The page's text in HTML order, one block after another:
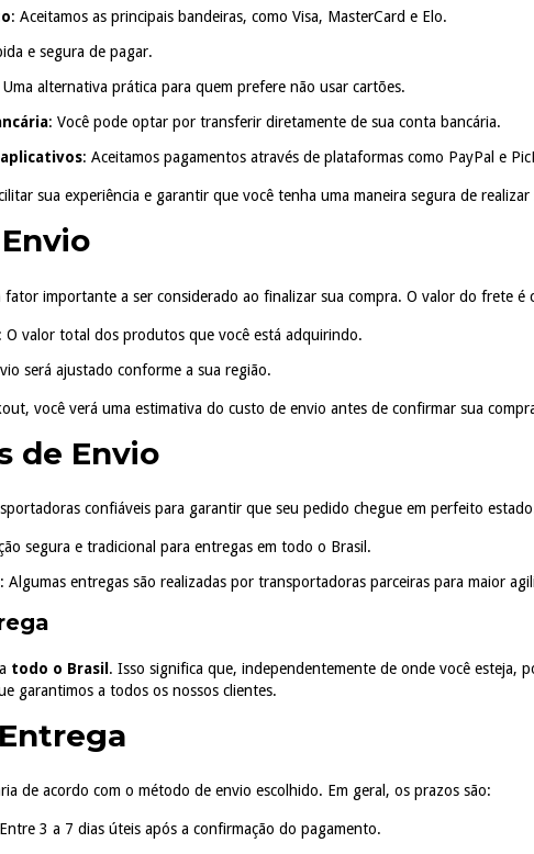
: Aceitamos as principais bandeiras, como Visa, MasterCard e Elo.
e segura de pagar.
Uma alternativa prática para quem prefere não usar cartões.
: Você pode optar por transferir diretamente de sua conta bancária.
: Aceitamos pagamentos através de plataformas como PayPal e
sua experiência e garantir que você tenha uma maneira segura de realizar
importante a ser considerado ao finalizar sua compra. O valor do frete é
: O valor total dos produtos que você está adquirindo.
será ajustado conforme a sua região.
você verá uma estimativa do custo de envio antes de confirmar sua
de Envio
confiáveis para garantir que seu pedido chegue em perfeito
segura e tradicional para entregas em todo o Brasil.
: Algumas entregas são realizadas por transportadoras parceiras para maior
todo o Brasil . Isso significa que, independentemente de onde você esteja,
garantimos a todos os nossos clientes.
de acordo com o método de envio escolhido. Em geral, os prazos são:
3 a 7 dias úteis após a confirmação do pagamento.